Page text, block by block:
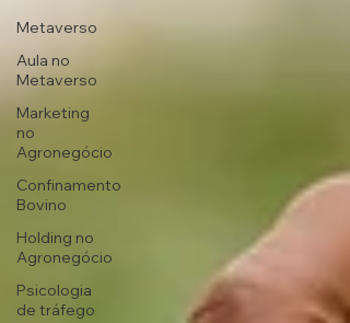
Metaverso
Aula no
Metaverso
Marketing
no
Agronegócio
Confinamento
Bovino
Holding no
Agronegócio
Psicologia
de tráfego